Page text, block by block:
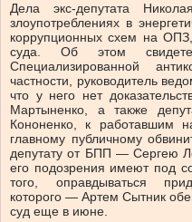
Дела экс-депутата
злоупотреблениях в
коррупционных схем на
суда. Об этом
Специализированной
частности, руководитель
что у него нет
Мартыненко, а также
Кононенко, к работавшим
главному публичному
депутату от БПП — Сергею
его подозрения имеют под
того, оправдываться
которого — Артем Сытник
суд еще в июне.